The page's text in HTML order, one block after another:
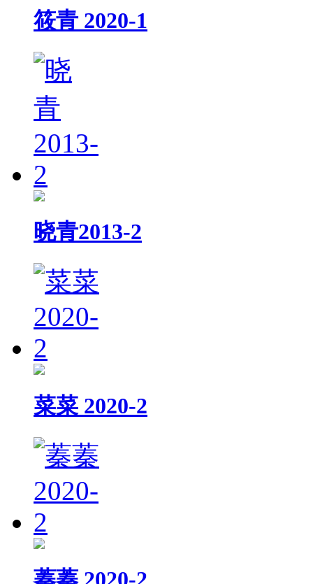
筱青 2020-1
晓青2013-2
菜菜 2020-2